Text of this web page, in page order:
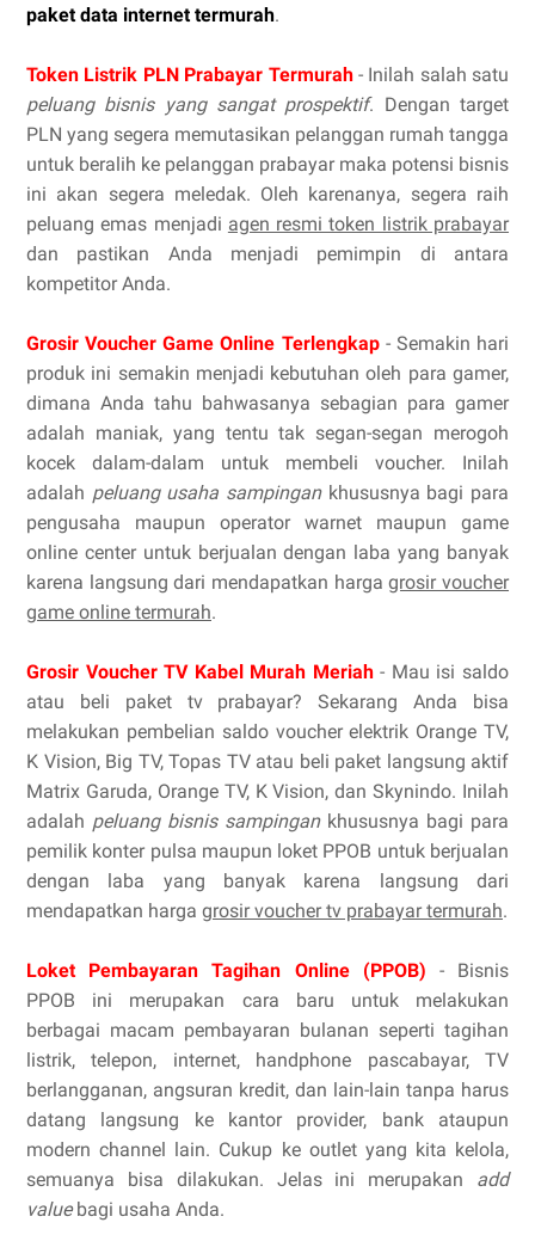
paket data internet termurah.
Token Listrik PLN Prabayar Termurah- Inilah salah satu
peluang bisnis yang sangat prospektif. Dengan target
PLN yang segera memutasikan pelanggan rumah tangga
untuk beralih ke pelanggan prabayar maka potensi bisnis
ini akan segera meledak. Oleh karenanya, segera raih
peluang emas menjadi agen resmi token listrik prabayar
dan pastikan Anda menjadi pemimpin di antara
kompetitor Anda.
Grosir Voucher Game Online Terlengkap- Semakin hari
produk ini semakin menjadi kebutuhan oleh para gamer,
dimana Anda tahu bahwasanya sebagian para gamer
adalah maniak, yang tentu tak segan-segan merogoh
kocek dalam-dalam untuk membeli voucher. Inilah
adalah peluang usaha sampingankhususnya bagi para
pengusaha maupun operator warnet maupun game
online center untuk berjualan dengan laba yang banyak
karena langsung dari mendapatkan hargagrosir voucher
game online termurah.
Grosir Voucher TV Kabel Murah Meriah- Mau isi saldo
atau beli paket tv prabayar? Sekarang Anda bisa
melakukan pembelian saldo voucher elektrik Orange TV,
K Vision, Big TV, Topas TV atau beli paket langsung aktif
Matrix Garuda, Orange TV, K Vision, dan Skynindo. Inilah
adalah peluang bisnis sampingankhususnya bagi para
pemilik konter pulsa maupun loket PPOB untuk berjualan
dengan laba yang banyak karena langsung dari
mendapatkan harga grosir voucher tv prabayar termurah.
Loket Pembayaran Tagihan Online (PPOB) - Bisnis
PPOB ini merupakan cara baru untuk melakukan
berbagai macam pembayaran bulanan seperti tagihan
listrik, telepon, internet, handphone pascabayar, TV
berlangganan, angsuran kredit, dan lain-lain tanpa harus
datang langsung ke kantor provider, bank ataupun
modern channel lain. Cukup ke outlet yang kita kelola,
semuanya bisa dilakukan. Jelas ini merupakan add
valuebagi usaha Anda.